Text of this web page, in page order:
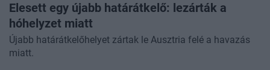
Elesett egy újabb határátkelő: lezárták a
hóhelyzet miatt
Újabb határátkelőhelyet zártak le Ausztria felé a havazás
miatt.